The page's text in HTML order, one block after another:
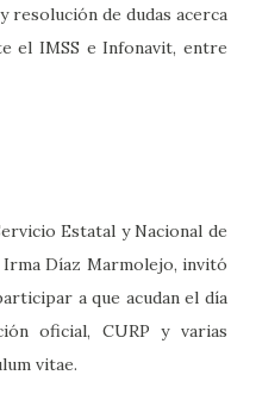
resolución de dudas acerca
el IMSS e Infonavit, entre
Estatal y Nacional de
Irma Díaz Marmolejo, invitó
a que acudan el día
oficial, CURP y varias
vitae.